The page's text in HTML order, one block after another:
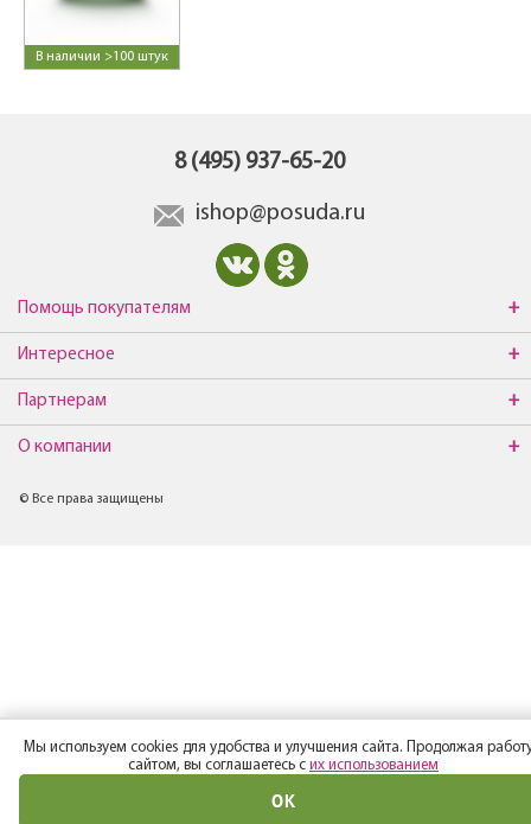
В наличии >100 штук
8 (495) 937-65-20
ishop@posuda.ru
Помощь покупателям
Интересное
Партнерам
О компании
© Все права защищены
Мы используем cookies для удобства и улучшения сайта. Продолжая
сайтом, вы соглашаетесь с их использованием
ОК